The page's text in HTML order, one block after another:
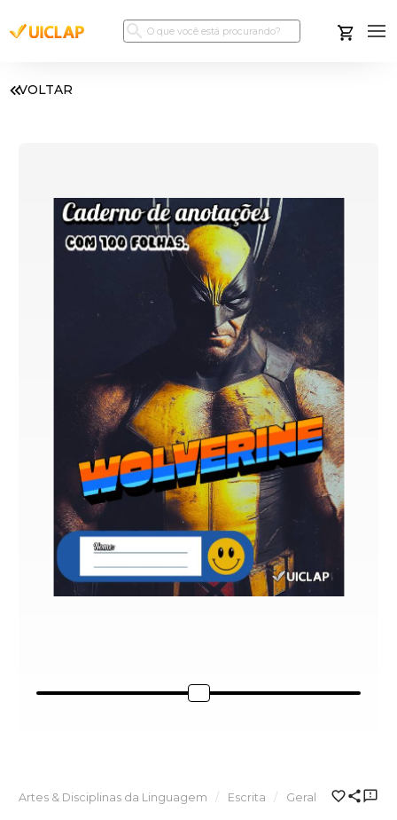
VOLTAR
Artes & Disciplinas da Linguagem Escrita Geral